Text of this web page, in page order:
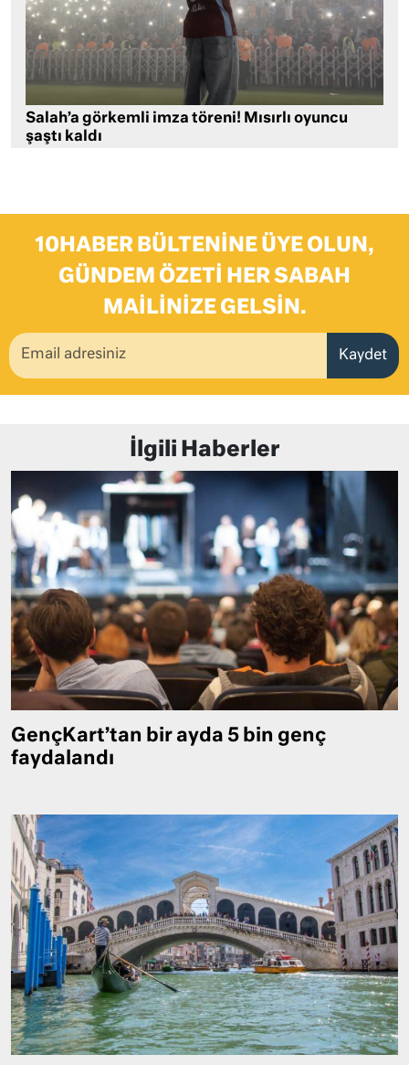
Salah’a görkemli imza töreni! Mısırlı oyuncu
şaştı kaldı
10HABER BÜLTENINE ÜYE OLUN,
GÜNDEM ÖZETI HER SABAH
MAILINIZE GELSIN.
Kaydet
İlgili Haberler
GençKart’tan bir ayda 5 bin genç
faydalandı